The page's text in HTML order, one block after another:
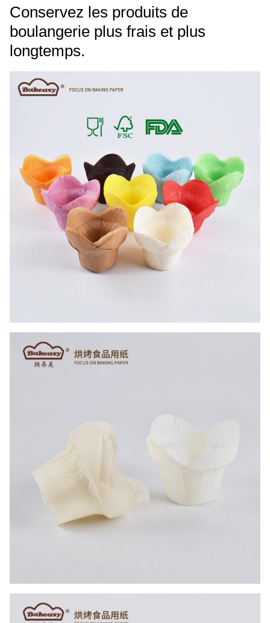
Conservez les produits de
boulangerie plus frais et plus
longtemps.